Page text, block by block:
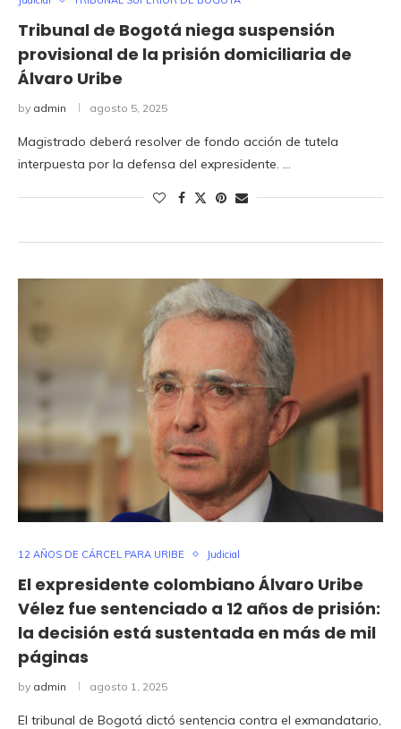
Tribunal de Bogotá niega suspensión
provisional de la prisión domiciliaria de
Álvaro Uribe
by admin agosto 5, 2025
Magistrado deberá resolver de fondo acción de tutela
interpuesta por la defensa del expresidente. …
12 AÑOS DE CÁRCEL PARA URIBE Judicial
El expresidente colombiano Álvaro Uribe
Vélez fue sentenciado a 12 años de prisión:
la decisión está sustentada en más de mil
páginas
by admin agosto 1, 2025
El tribunal de Bogotá dictó sentencia contra el exmandatario,